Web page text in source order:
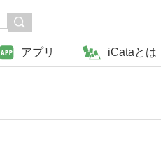
アプリ iCataとは